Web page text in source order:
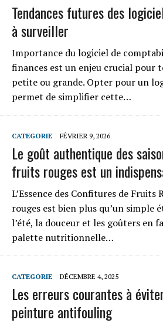
Tendances futures des
à surveiller
Importance du logiciel de
finances est un enjeu crucial pour
petite ou grande. Opter pour un
permet de simplifier cette…
CATEGORIE FÉVRIER 9, 2026
Le goût authentique des
fruits rouges est un
L’Essence des Confitures de
rouges est bien plus qu’un simple
l’été, la douceur et les goûters en
palette nutritionnelle…
CATEGORIE DÉCEMBRE 4, 2025
Les erreurs courantes à
peinture antifouling